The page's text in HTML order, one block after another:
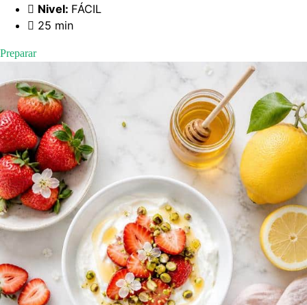
Nivel: FÁCIL
25 min
Preparar